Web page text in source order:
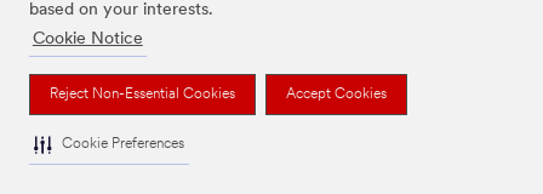
based on your interests.
Cookie Notice
Reject Non-Essential Cookies Accept Cookies
Cookie Preferences